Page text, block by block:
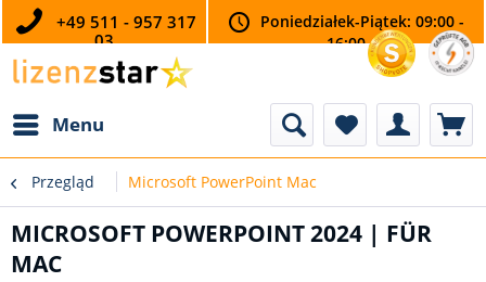
+49 511 - 957 317
03
Poniedziałek-Piątek: 09:00 -
16:00
Menu
Przegląd Microsoft PowerPoint Mac
MICROSOFT POWERPOINT 2024 | FÜR
MAC